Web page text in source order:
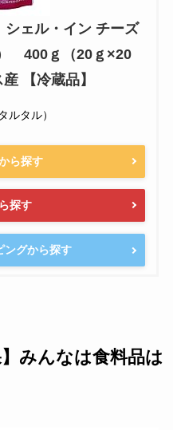
ェル・イン チーズ
400ｇ（20ｇ×20
【冷蔵品】
ルタル）
ら探す
探す
ングから探す
みんなは食料品は